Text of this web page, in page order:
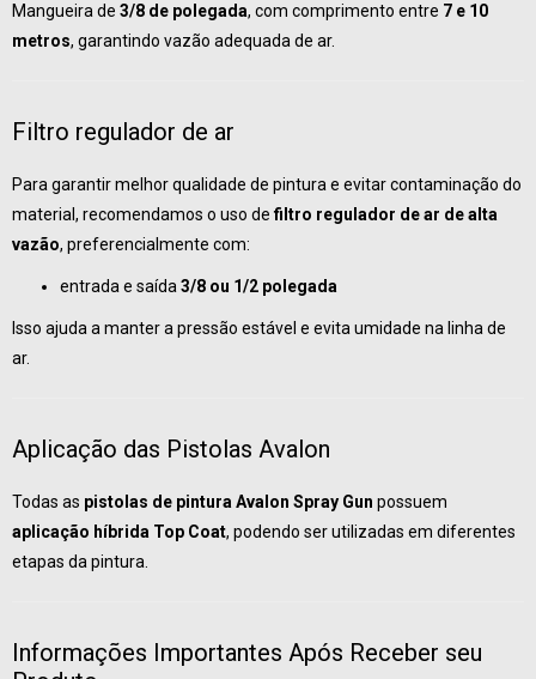
Mangueira de 3/8 de polegada, com comprimento entre 7 e 10
metros, garantindo vazão adequada de ar.
Filtro regulador de ar
Para garantir melhor qualidade de pintura e evitar contaminação do
material, recomendamos o uso de filtro regulador de ar de alta
vazão, preferencialmente com:
entrada e saída3/8 ou 1/2 polegada
Isso ajuda a manter a pressão estável e evita umidade na linha de
ar.
Aplicação das Pistolas Avalon
Todas as pistolas de pintura Avalon Spray Gun possuem
aplicação híbrida Top Coat, podendo ser utilizadas em diferentes
etapas da pintura.
Informações Importantes Após Receber seu